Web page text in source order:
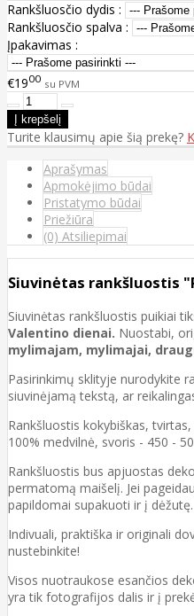
Rankšluosčio dydis :
Rankšluosčio spalva :
Įpakavimas :
€1900 su PVM
Turite klausimų apie šią prekę?
Aprašymas
Apmokėjimo būdai
Pristatymo būdai
Priežiūra
(0) Atsiliepimai
Siuvinėtas rankšluostis
Siuvinėtas rankšluostis puikiai
Valentino dienai. Nuostabi,
mylimajam, mylimajai,
Pasirinkimų sklityje nurodykite
siuvinėjamą tekstą, ar
Rankšluostis kokybiškas,
100% medvilnė, svoris - 450 -
Rankšluostis bus apjuostas
permatomą maišelį. Jei
papildomai supakuoti ir į dėžutę.
Indivuali, praktiška ir originali
nustebinkite!
Visos nuotraukose esančios
yra tik fotografijos dalis ir į